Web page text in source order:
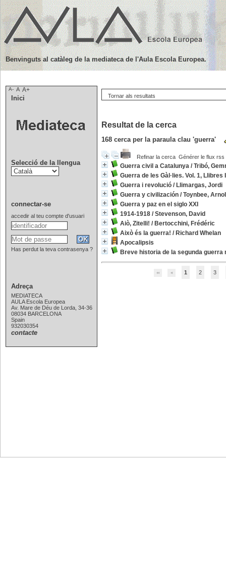
Tornar als resultats
Resultat de la cerca
168 cerca per la paraula clau 'guerra'
Refinar la cerca Générer le flux rss
Guerra civil a Catalunya /Tribó,
Guerra de les Gàl·lies. Vol. 1, Llibres
Guerra i revolució / Llimargas, Jordi
Guerra y civilización /Toynbee,
Guerra y paz en el siglo XXI
1914-1918 /Stevenson, David
Aiò, Zitelli! / Bertocchini, Frédéric
Això és la guerra! / Richard Whelan
Apocalipsis
Breve historia de la segunda guerra
1 2 3
Benvinguts al catàleg de la mediateca de l'Aula Escola Europea.
A- A A+
Inici
Selecció de la llengua
connectar-se
accedir al teu compte d'usuari
Has perdut la teva contrasenya ?
Adreça
MEDIATECA
AULA Escola Europea
Av. Mare de Déu de Lorda, 34-36
08034 BARCELONA
Spain
932030354
contacte